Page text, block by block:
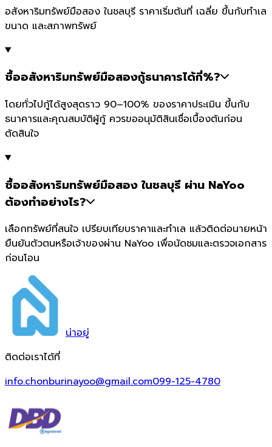
อสังหาริมทรัพย์มือสอง ในชลบุรี ราคาเริ่มต้นที่ เฉลี่ย ขึ้นกับทำเล
ขนาด และสภาพทรัพย์
ซื้ออสังหาริมทรัพย์มือสองกู้ธนาคารได้กี่%?
โดยทั่วไปกู้ได้สูงสุดราว 90–100% ของราคาประเมิน ขึ้นกับ
ธนาคารและคุณสมบัติผู้กู้ ควรขออนุมัติสินเชื่อเบื้องต้นก่อน
ตัดสินใจ
ซื้ออสังหาริมทรัพย์มือสอง ในชลบุรี ผ่าน NaYoo
ต้องทำอย่างไร?
เลือกทรัพย์ที่สนใจ เปรียบเทียบราคาและทำเล แล้วติดต่อนายหน้า
ยืนยันตัวตนหรือเจ้าของผ่าน NaYoo เพื่อนัดชมและตรวจเอกสาร
ก่อนโอน
น่าอยู่
ติดต่อเราได้ที่
info.chonburinayoo@gmail.com099-125-4780